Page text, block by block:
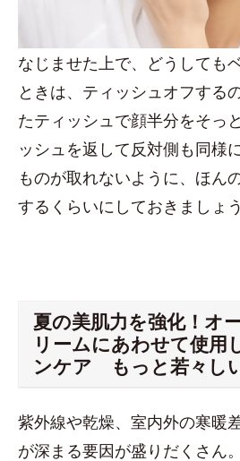
なじませた上で、どうしても
ときは、ティッシュオフする
たティッシュで顔半分をそっ
ッシュを返して反対側も同様
ものが取れないように、ほん
するくらいにしておきましょう
夏の美肌力を強化！オ
リームにあわせて使用
ンケア もっと若々し
紫外線や乾燥、室内外の寒暖
が深まる要因が盛りだくさん